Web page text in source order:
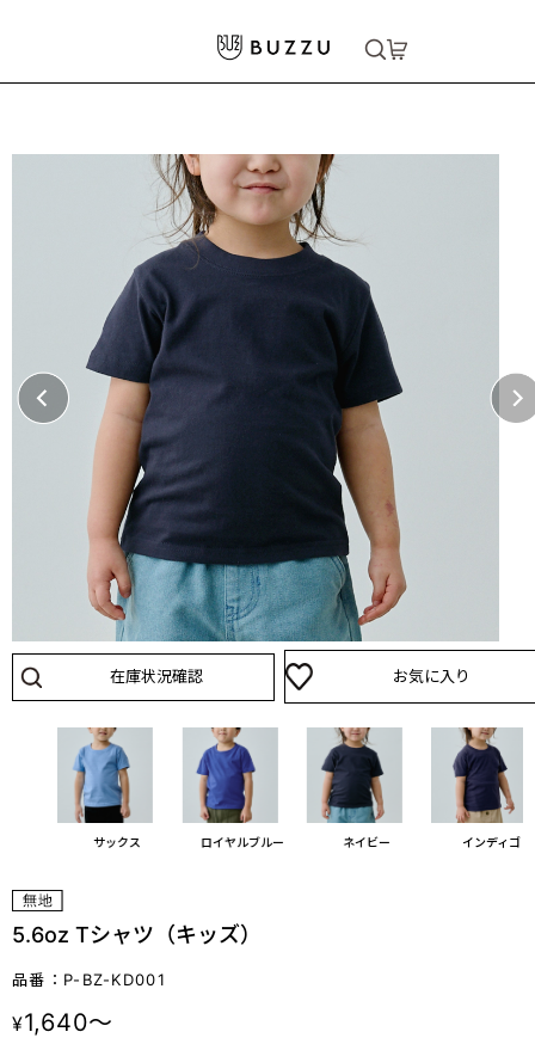
5.6oz Tシャツ（キッズ）
在庫状況確認 お気に入り
サックス ロイヤルブルー ネイビー インディゴ
5.6oz Tシャツ（キッズ）
品番：P-BZ-KD001
¥1,640～